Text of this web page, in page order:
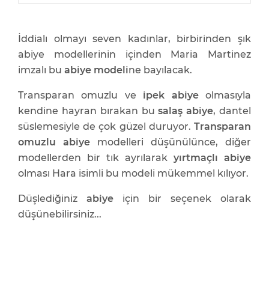
İddialı olmayı seven kadınlar, birbirinden şık
abiye modellerinin içinden Maria Martinez
imzalı bu abiye modeline bayılacak.
Transparan omuzlu ve ipek abiyeolmasıyla
kendine hayran bırakan busalaş abiye, dantel
süslemesiyle de çok güzel duruyor. Transparan
omuzlu abiye modelleri düşünülünce, diğer
modellerden bir tık ayrılarak yırtmaçlı abiye
olması Hara isimli bu modeli mükemmel kılıyor.
Düşlediğiniz abiye için bir seçenek olarak
düşünebilirsiniz...